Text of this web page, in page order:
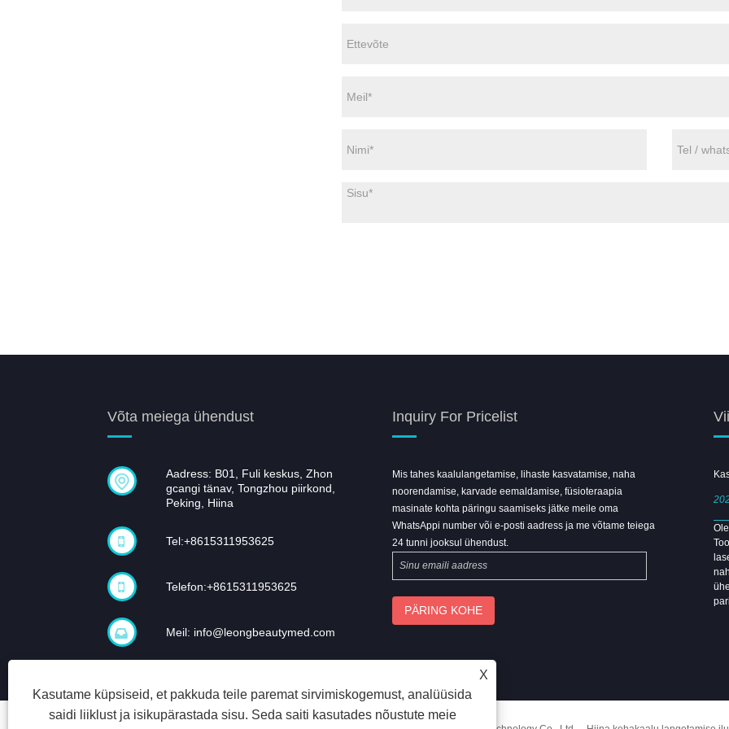
Võta meiega ühendust
Aadress: B01, Fuli keskus, Zhon
gcangi tänav, Tongzhou piirkond,
Peking, Hiina
Tel:+8615311953625
Telefon:+8615311953625
Meil: info@leongbeautymed.com
Inquiry For Pricelist
Mis tahes kaalulangetamise, lihaste kasvatamise, naha
noorendamise, karvade eemaldamise, füsioteraapia
masinate kohta päringu saamiseks jätke meile oma
WhatsAppi number või e-posti aadress ja me võtame teiega
24 tunni jooksul ühendust.
Tere tulemast Shanghai Beauty Expo
Leongbeauty Boothile
2026/04/08
2026. aasta Guangzhou Beauty Expo oli üliedukas.
Kohtume Shanghai Beauty Expol.
X
Kasutame küpsiseid, et pakkuda teile paremat sirvimiskogemust, analüüsida
saidi liiklust ja isikupärastada sisu. Seda saiti kasutades nõustute meie